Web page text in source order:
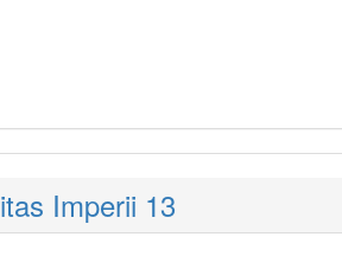
Imperii 13